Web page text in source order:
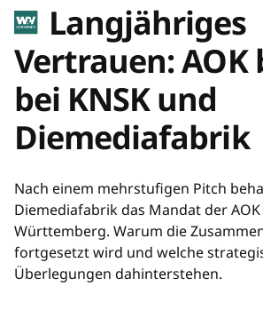
Langjähriges
Vertrauen: AOK
bei KNSK und
Diemediafabrik
Nach einem mehrstufigen Pitch
Diemediafabrik das Mandat der AOK
Württemberg. Warum die
fortgesetzt wird und welche
Überlegungen dahinterstehen.